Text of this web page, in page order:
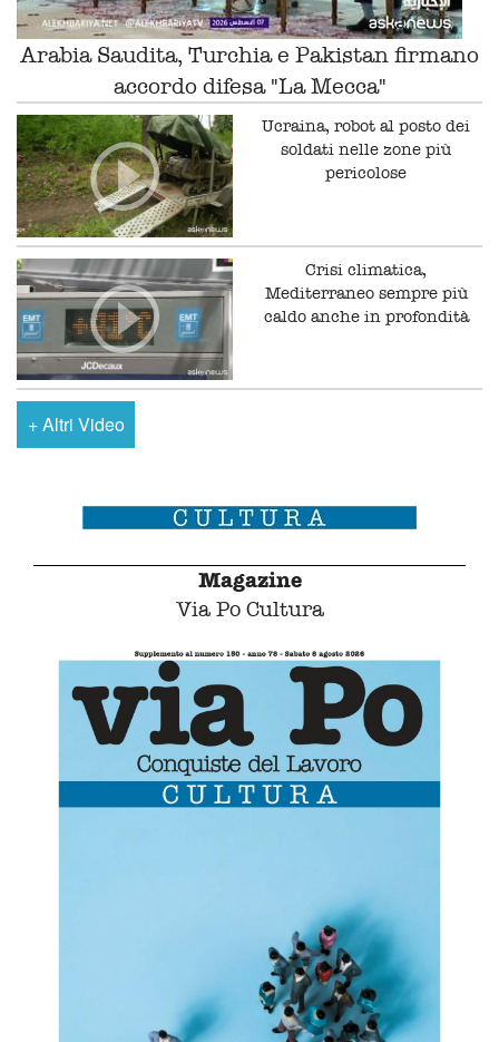
Arabia Saudita, Turchia e Pakistan firmano
accordo difesa "La Mecca"
Ucraina, robot al posto dei
soldati nelle zone più
pericolose
Crisi climatica,
Mediterraneo sempre più
caldo anche in profondità
+Altri Video
Magazine
Via Po Cultura